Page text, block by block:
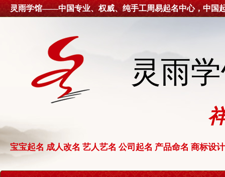
灵雨学馆——中国专业、权威、纯手工周易起名中心，中国
灵雨
宝宝起名 成人改名 艺人艺名 公司起名 产品命名 商标设计